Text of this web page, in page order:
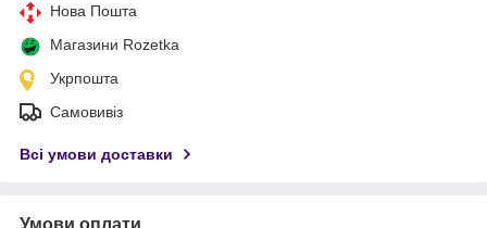
Нова Пошта
Магазини Rozetka
Укрпошта
Самовивіз
Всі умови доставки
Умови оплати